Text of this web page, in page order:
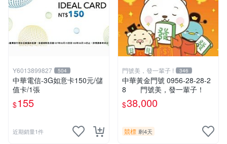
Y6013899827 504
中華電信-3G如意卡150元/儲
值卡/1張
$155
近期銷量1件
門號美，發一輩子 ! 346
中華黃金門號 0956-28-28-2
8 門號美，發一輩子！
$38,000
競標 剩4天